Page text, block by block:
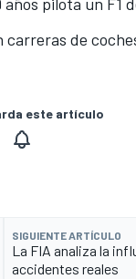
pilota un F1
carreras de
este artículo
SIGUIENTE ARTÍCULO
La FIA analiza la
accidentes reales